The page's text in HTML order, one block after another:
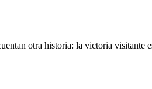
otra historia: la victoria visitante